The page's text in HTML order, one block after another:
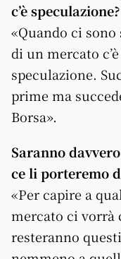
c’è speculazione?
«Quando ci
di un mercato
speculazione.
prime ma
Borsa».
Saranno
ce li porteremo
«Per capire a
mercato ci vorrà
resteranno